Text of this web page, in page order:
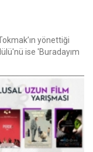
yönettiği
ise 'Buradayım